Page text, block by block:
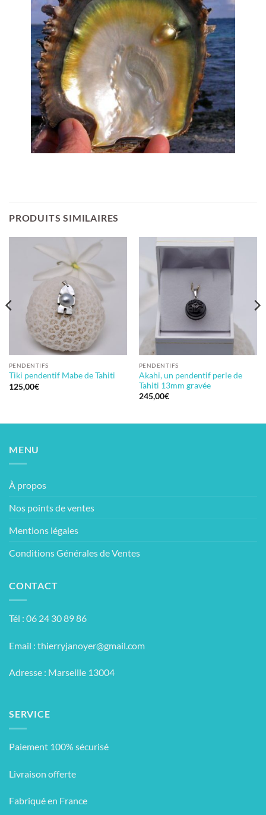
PRODUITS SIMILAIRES
PENDENTIFS
Tiki pendentif Mabe de Tahiti
125,00€
PENDENTIFS
Akahi, un pendentif perle de
Tahiti 13mm gravée
245,00€
MENU
À propos
Nos points de ventes
Mentions légales
Conditions Générales de Ventes
CONTACT
Tél : 06 24 30 89 86
Email : thierryjanoyer@gmail.com
Adresse : Marseille 13004
SERVICE
Paiement 100% sécurisé
Livraison offerte
Fabriqué en France